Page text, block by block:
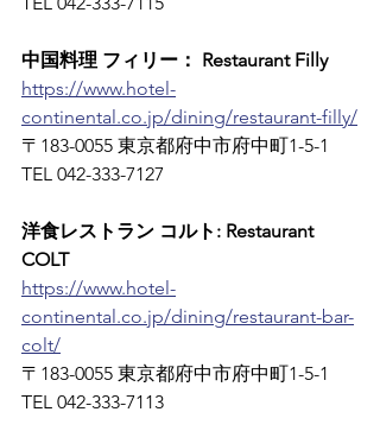
中国料理 フィリー： Restaurant Filly
https://www.hotel-
continental.co.jp/dining/restaurant-filly/
〒183-0055 東京都府中市府中町1-5-1
TEL 042-333-7127
洋食レストラン コルト: Restaurant
COLT
https://www.hotel-
continental.co.jp/dining/restaurant-bar-
colt/
〒183-0055 東京都府中市府中町1-5-1
TEL 042-333-7113